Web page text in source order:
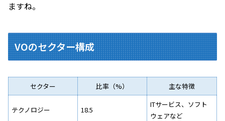
ますね。
VOのセクター構成
セクター 比率（%） 主な特徴
テクノロジー 18.5
ITサービス、ソフト
ウェアなど